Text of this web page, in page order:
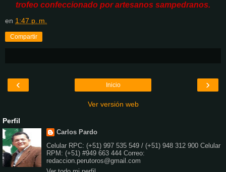
trofeo confeccionado por artesanos sampedranos.
en 1:47 p. m.
Compartir
‹ ›
Inicio
Ver versión web
Perfil
Carlos Pardo
Celular RPC: (+51) 997 535 549 / (+51) 948 312 900 Celular
RPM: (+51) #949 663 444 Correo:
redaccion.perutoros@gmail.com